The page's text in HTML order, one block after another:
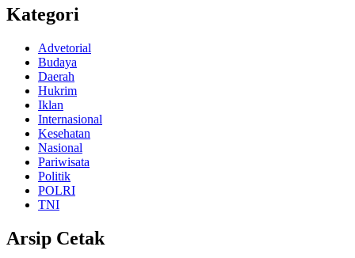
Kategori
Advetorial
Budaya
Daerah
Hukrim
Iklan
Internasional
Kesehatan
Nasional
Pariwisata
Politik
POLRI
TNI
Arsip Cetak